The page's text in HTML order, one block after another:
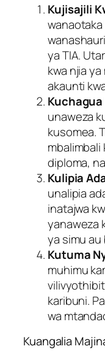
Kujisajili
ya TIA.
kwa njia
akaunti
Kuchagua
unaweza
kusomea.
diploma,
Kulipia
unalipia
inatajwa
yanaweza
ya simu au
Kutuma
muhimu
karibuni.
wa
Kuangalia